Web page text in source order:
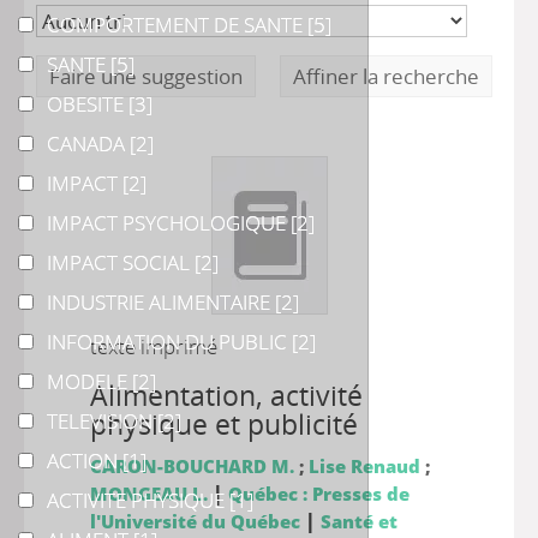
Faire une suggestion Affiner la recherche
texte imprimé
Alimentation, activité
physique et publicité
CARON-BOUCHARD M.; Lise Renaud ;
MONGEAU L. |Québec : Presses de
l'Université du Québec| Santé et
COMPORTEMENT DE SANTE
COMPORTEMENT DE SANTE [5]
SANTESANTE [5]
OBESITE
OBESITE [3]
CANADA
CANADA [2]
IMPACT
IMPACT [2]
IMPACT PSYCHOLOGIQUE
IMPACT PSYCHOLOGIQUE[2]
IMPACT SOCIAL
IMPACT SOCIAL [2]
INDUSTRIE ALIMENTAIRE
INDUSTRIE ALIMENTAIRE [2]
INFORMATION DU PUBLIC
INFORMATION DU PUBLIC [2]
MODELE
MODELE [2]
TELEVISION
TELEVISION[2]
ACTION
ACTION[1]
ACTIVITE PHYSIQUE
ACTIVITE PHYSIQUE[1]